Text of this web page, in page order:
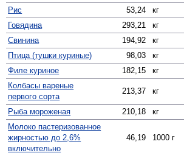
Рис
53,24
кг
Говядина
293,21
кг
Свинина
194,92
кг
Птица (тушки куриные)
98,03
кг
Филе куриное
182,15
кг
Колбасы вареные
первого сорта
213,37 кг
Рыба мороженая 210,18
кг
Молоко пастеризованное
жирностью до 2,6%
включительно
46,19 1000 г